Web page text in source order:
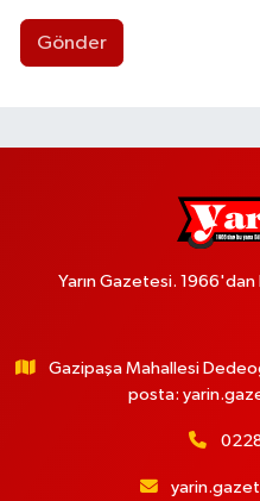
Gönder
Yarın Gazetesi.
Gazipaşa Mahallesi
posta: